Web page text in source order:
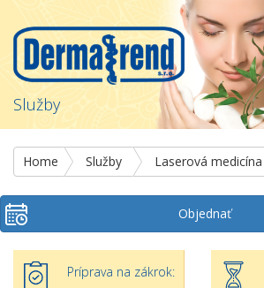
Služby
Home Služby Laserová medicína
Objednať
Príprava na zákrok: